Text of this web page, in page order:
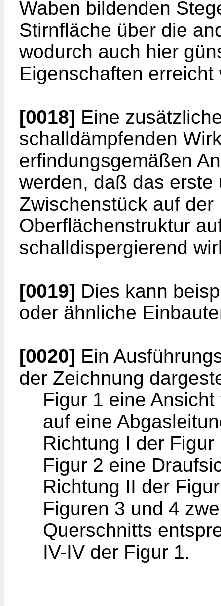
Waben bildenden
Stirnfläche über die
wodurch auch hier
Eigenschaften erreicht
[0018] Eine
schalldämpfenden
erfindungsgemäßen
werden, daß das erste
Zwischenstück auf
Oberflächenstruktur
schalldispergierend
[0019] Dies kann
oder ähnliche
[0020] Ein
der Zeichnung
Figur 1 eine
auf eine
Richtung I der Figur
Figur 2 eine
Richtung II der
Figuren 3 und 4
Querschnitts
IV-IV der Figur 1.